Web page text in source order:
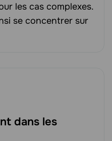
les cas complexes.
se concentrer sur
dans les